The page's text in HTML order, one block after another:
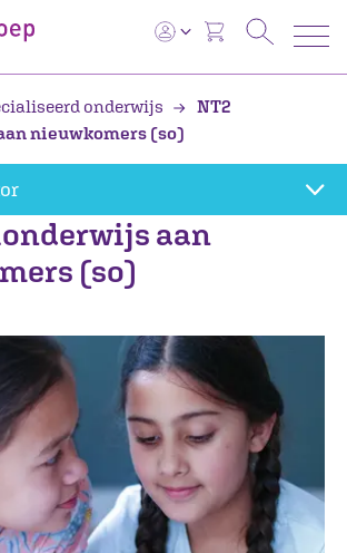
onderwijs
NT2
nieuwkomers (so)
aan
(so)